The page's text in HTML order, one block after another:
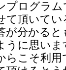
プログラ
て頂いてい
が分かると
うに思い
らこそ利用